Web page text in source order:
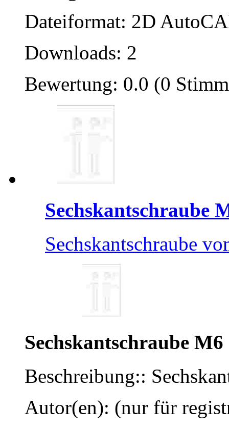
Dateiformat: 2D
Downloads: 2
Bewertung: 0.0 (0
Sechskantschraube
Sechskantschraube
Sechskantschraube M6
Beschreibung::
Autor(en): (nur für